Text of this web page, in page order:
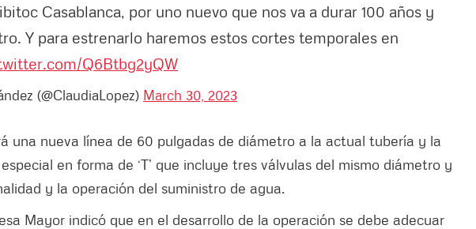
Casablanca, por uno nuevo que nos va a durar 100 años y
Y para estrenarlo haremos estos cortes temporales en
Q6Btbg2yQW
(@ClaudiaLopez) March 30, 2023
una nueva línea de 60 pulgadas de diámetro a la actual tubería y la
en forma de ‘T’ que incluye tres válvulas del mismo diámetro y
y la operación del suministro de agua.
Mayor indicó que en el desarrollo de la operación se debe adecuar